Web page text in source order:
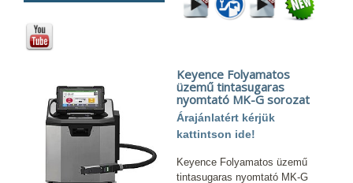
Keyence Folyamatos
üzemű tintasugaras
nyomtató MK-G sorozat
Árajánlatért kérjük
kattintson ide!
Keyence Folyamatos üzemű
tintasugaras nyomtató MK-G